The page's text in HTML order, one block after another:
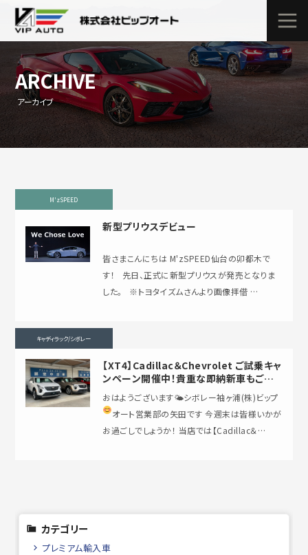
ARCHIVE
アーカイブ
M'zSPEED
新型プリウスデビュー
皆さまこんにちは M'zSPEED仙台の卯都木で
す！ 先日、正式に新型プリウスが発売となりま
した。 ※トヨタイズムさんより画像拝借 …
キャディラック/シボレー
【XT4】Cadillac＆Chevrolet ご試乗キャ
ンペーン開催中！貴重な即納新車もご用
意しております！！
おはようございます🌤シボレー袖ヶ浦(株)ビップ
オート営業部の矢田です 今週末は皆様いかが
お過ごしでしょうか！ 当店では【Cadillac＆
カテゴリー
プレミアム輸入車